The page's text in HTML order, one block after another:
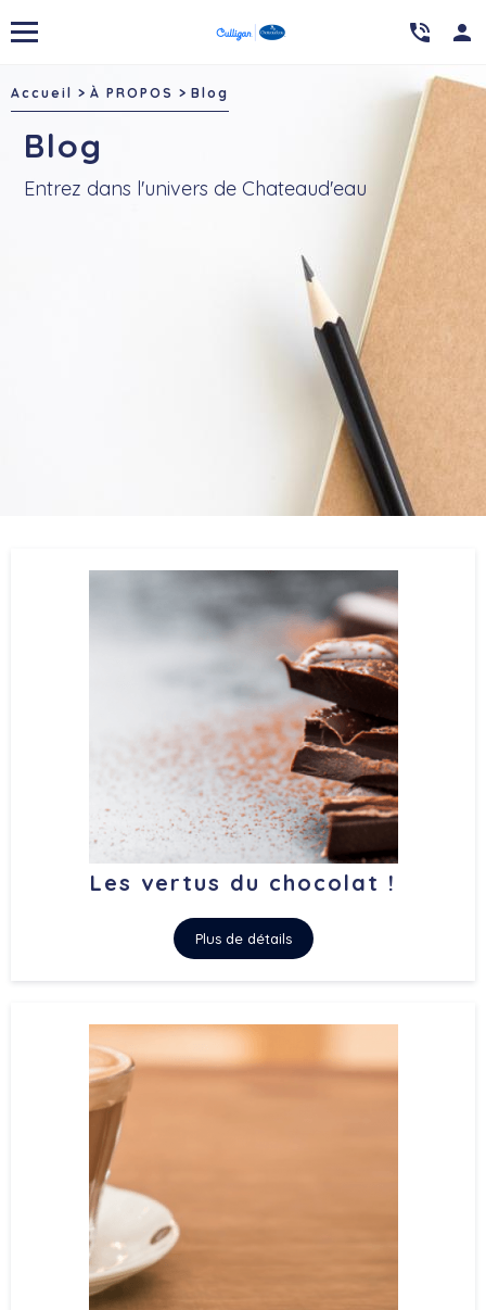
 person
Accueil À PROPOS Blog
Blog
Entrez dans l'univers de Chateaud'eau
Les vertus du chocolat !
Plus de détails